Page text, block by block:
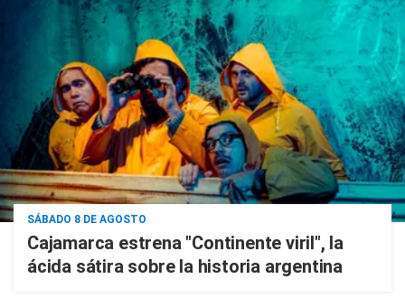
SÁBADO 8 DE AGOSTO
Cajamarca estrena "Continente viril", la
ácida sátira sobre la historia argentina